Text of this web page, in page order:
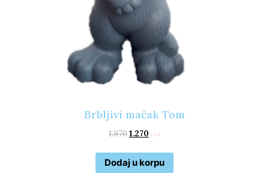
Brbljivi mačak Tom
1.9701.270 rsd
Dodaj u korpu